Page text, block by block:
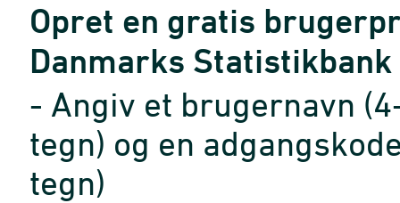
Opret en gratis
Danmarks Statistikbank
- Angiv et brugernavn
tegn) og en
tegn)